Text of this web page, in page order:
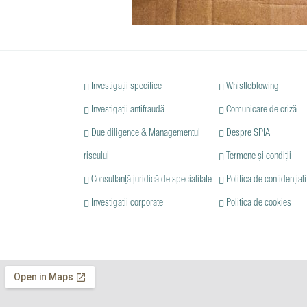
Investigații specifice Whistleblowing
Investigații antifraudă Comunicare de criză
Due diligence & Managementul
riscului
Despre SPIA
Termene și condiții
Consultanță juridică de specialitate Politica de
Investigatii corporate Politica de cookies